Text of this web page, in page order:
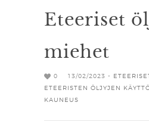
Eteeriset
miehet
0 13/02/2023 -
ETEERISTEN ÖLJYJEN
KAUNEUS